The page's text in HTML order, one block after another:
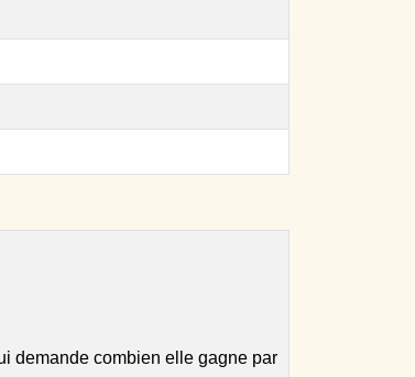
demande combien elle gagne par